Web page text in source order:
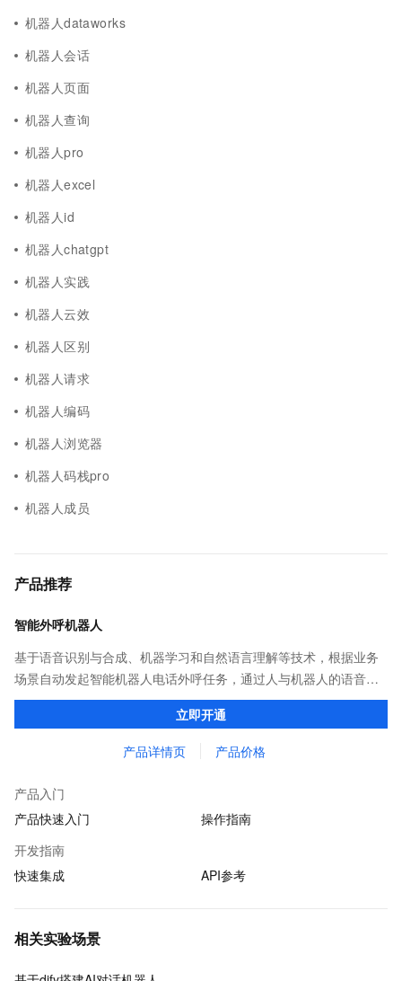
机器人dataworks
机器人会话
机器人页面
机器人查询
机器人pro
机器人excel
机器人id
机器人chatgpt
机器人实践
机器人云效
机器人区别
机器人请求
机器人编码
机器人浏览器
机器人码栈pro
机器人成员
产品推荐
智能外呼机器人
基于语音识别与合成、机器学习和自然语言理解等技术，根据业务
场景自动发起智能机器人电话外呼任务，通过人与机器人的语音对
话交互收集业务结果，并对数据加以统计处理，获取用户反馈。
立即开通
产品详情页 产品价格
产品入门
产品快速入门
操作指南
开发指南
快速集成
API参考
相关实验场景